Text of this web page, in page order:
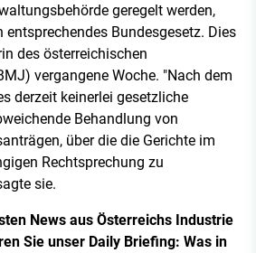
geregelt werden,
entsprechendes Bundesgesetz. Dies
des österreichischen
vergangene Woche. "Nach dem
derzeit keinerlei gesetzliche
Behandlung von
über die die Gerichte im
Rechtsprechung zu
sie.
News aus Österreichs Industrie
Sie unser Daily Briefing: Was in